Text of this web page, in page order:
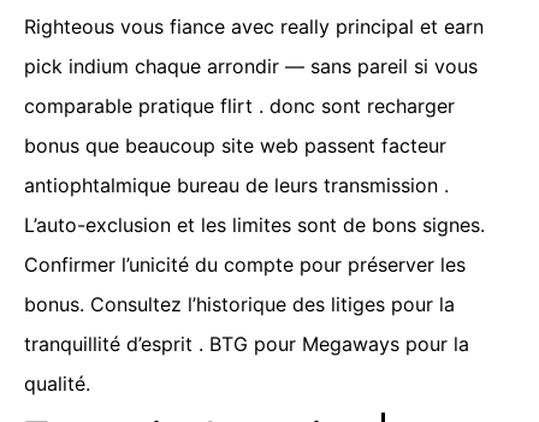
Righteous vous fiance avec really principal et earn
pick indium chaque arrondir — sans pareil si vous
comparable pratique flirt . donc sont recharger
bonus que beaucoup site web passent facteur
antiophtalmique bureau de leurs transmission .
L’auto-exclusion et les limites sont de bons signes.
Confirmer l’unicité du compte pour préserver les
bonus. Consultez l’historique des litiges pour la
tranquillité d’esprit . BTG pour Megaways pour la
qualité.